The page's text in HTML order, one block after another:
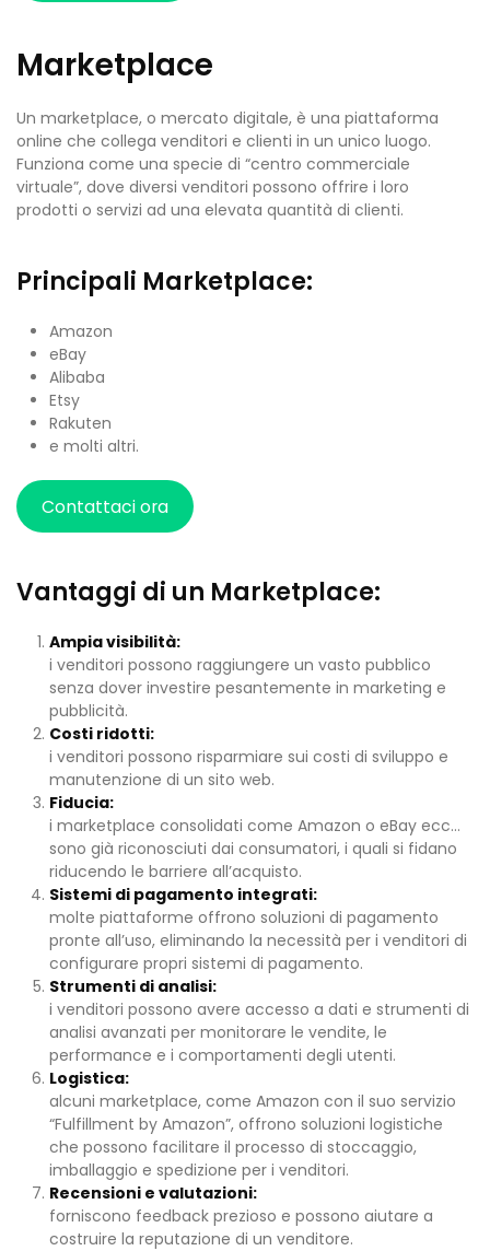
Marketplace
Un marketplace, o mercato digitale, è una piattaforma
online che collega venditori e clienti in un unico luogo.
Funziona come una specie di “centro commerciale
virtuale”, dove diversi venditori possono offrire i loro
prodotti o servizi ad una elevata quantità di clienti.
Principali Marketplace:
Amazon
eBay
Alibaba
Etsy
Rakuten
e molti altri.
Contattaci ora
Vantaggi di un Marketplace:
Ampia visibilità:
i venditori possono raggiungere un vasto pubblico
senza dover investire pesantemente in marketing e
pubblicità.
Costi ridotti:
i venditori possono risparmiare sui costi di sviluppo e
manutenzione di un sito web.
Fiducia:
i marketplace consolidati come Amazon o eBay ecc…
sono già riconosciuti dai consumatori, i quali si fidano
riducendo le barriere all’acquisto.
Sistemi di pagamento integrati:
molte piattaforme offrono soluzioni di pagamento
pronte all’uso, eliminando la necessità per i venditori di
configurare propri sistemi di pagamento.
Strumenti di analisi:
i venditori possono avere accesso a dati e strumenti di
analisi avanzati per monitorare le vendite, le
performance e i comportamenti degli utenti.
Logistica:
alcuni marketplace, come Amazon con il suo servizio
“Fulfillment by Amazon”, offrono soluzioni logistiche
che possono facilitare il processo di stoccaggio,
imballaggio e spedizione per i venditori.
Recensioni e valutazioni:
forniscono feedback prezioso e possono aiutare a
costruire la reputazione di un venditore.